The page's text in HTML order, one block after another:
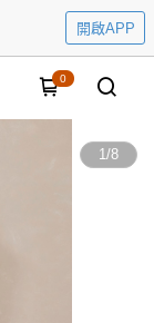
開啟APP
0
1/8